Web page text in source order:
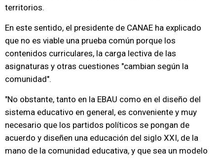
territorios.
En este sentido, el presidente de CANAE ha explicado
que no es viable una prueba común porque los
contenidos curriculares, la carga lectiva de las
asignaturas y otras cuestiones "cambian según la
comunidad".
"No obstante, tanto en la EBAU como en el diseño del
sistema educativo en general, es conveniente y muy
necesario que los partidos políticos se pongan de
acuerdo y diseñen una educación del siglo XXI, de la
mano de la comunidad educativa, y que sea un modelo